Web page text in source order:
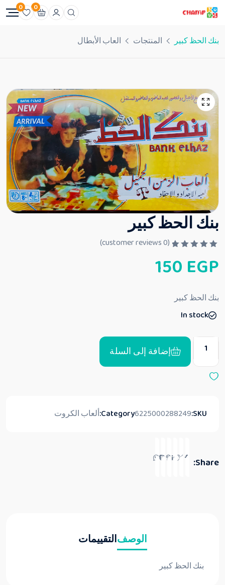
0
0
بنك الحظ كبير المنتجات العاب الأبطال
بنك الحظ كبير
م
ا
ي
م
ن
(
0
150 EGP
بنك الحظ كبير
In stock
إضافة إلى السلة
SKU:
6225000288249
Category:ألعاب الكروت
Share:
الوصفالتقييمات
بنك الحظ كبير